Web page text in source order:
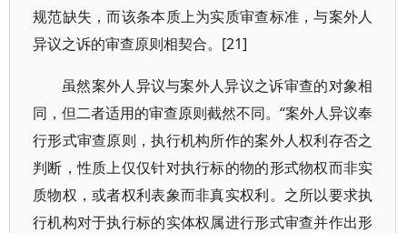
规范缺失，而该条本质上为实质审查标准，与案外人
异议之诉的审查原则相契合。[21]
虽然案外人异议与案外人异议之诉审查的对象相
同，但二者适用的审查原则截然不同。“案外人异议奉
行形式审查原则，执行机构所作的案外人权利存否之
判断，性质上仅仅针对执行标的物的形式物权而非实
质物权，或者权利表象而非真实权利。之所以要求执
行机构对于执行标的实体权属进行形式审查并作出形